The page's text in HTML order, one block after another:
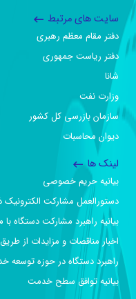
سایت های مرتبط
دفتر مقام معظم رهبری
دفتر ریاست جمهوری
شانا
وزارت نفت
سازمان بازرسی کل کشور
دیوان محاسبات
لینک ها
بیانیه حریم خصوصی
دستورالعمل مشارکت الکترونیک
بیانیه راهبرد مشارکت دستگاه با
اخبار مناقصات و مزایدات از
راهبرد دستگاه در حوزه توسعه
بیانیه توافق سطح خدمت